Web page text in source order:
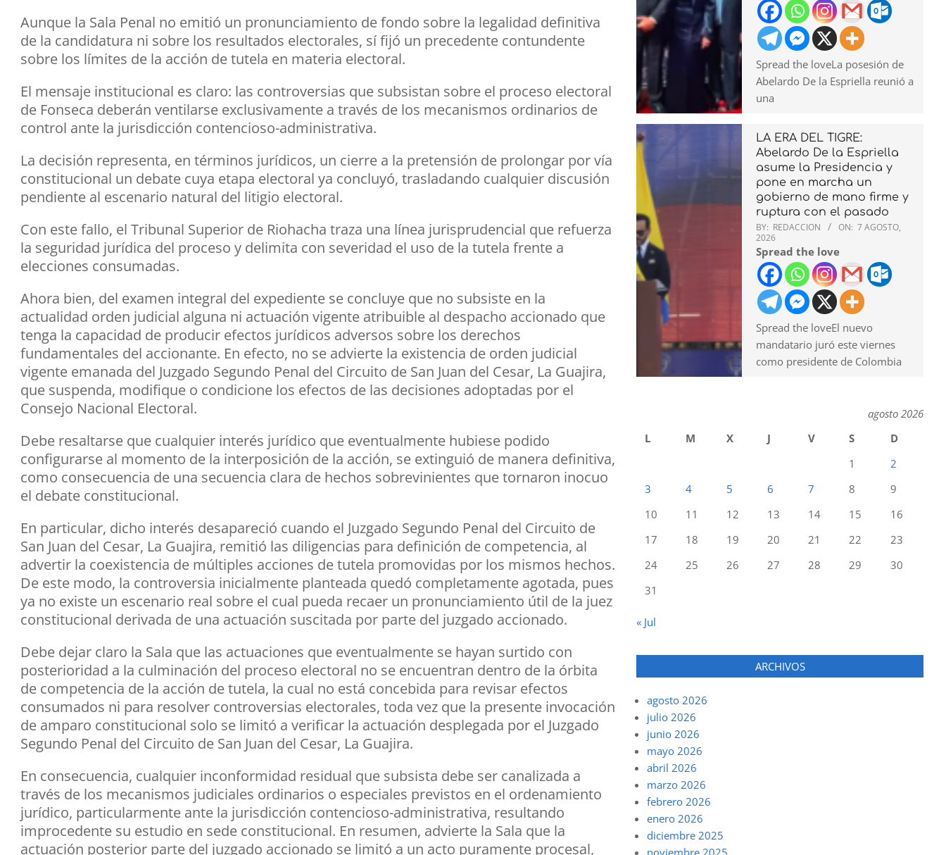
Aunque la Sala Penal no emitió un pronunciamiento de fondo sobre la legalidad definitiva
de la candidatura ni sobre los resultados electorales, sí fijó un precedente contundente
sobre los límites de la acción de tutela en materia electoral.
El mensaje institucional es claro: las controversias que subsistan sobre el proceso electoral
de Fonseca deberán ventilarse exclusivamente a través de los mecanismos ordinarios de
control ante la jurisdicción contencioso-administrativa.
La decisión representa, en términos jurídicos, un cierre a la pretensión de prolongar por vía
constitucional un debate cuya etapa electoral ya concluyó, trasladando cualquier discusión
pendiente al escenario natural del litigio electoral.
Con este fallo, el Tribunal Superior de Riohacha traza una línea jurisprudencial que refuerza
la seguridad jurídica del proceso y delimita con severidad el uso de la tutela frente a
elecciones consumadas.
Ahora bien, del examen integral del expediente se concluye que no subsiste en la
actualidad orden judicial alguna ni actuación vigente atribuible al despacho accionado que
tenga la capacidad de producir efectos jurídicos adversos sobre los derechos
fundamentales del accionante. En efecto, no se advierte la existencia de orden judicial
vigente emanada del Juzgado Segundo Penal del Circuito de San Juan del Cesar, La Guajira,
que suspenda, modifique o condicione los efectos de las decisiones adoptadas por el
Consejo Nacional Electoral.
Debe resaltarse que cualquier interés jurídico que eventualmente hubiese podido
configurarse al momento de la interposición de la acción, se extinguió de manera definitiva,
como consecuencia de una secuencia clara de hechos sobrevinientes que tornaron inocuo
el debate constitucional.
En particular, dicho interés desapareció cuando el Juzgado Segundo Penal del Circuito de
San Juan del Cesar, La Guajira, remitió las diligencias para definición de competencia, al
advertir la coexistencia de múltiples acciones de tutela promovidas por los mismos hechos.
De este modo, la controversia inicialmente planteada quedó completamente agotada, pues
ya no existe un escenario real sobre el cual pueda recaer un pronunciamiento útil de la juez
constitucional derivada de una actuación suscitada por parte del juzgado accionado.
Debe dejar claro la Sala que las actuaciones que eventualmente se hayan surtido con
posterioridad a la culminación del proceso electoral no se encuentran dentro de la órbita
de competencia de la acción de tutela, la cual no está concebida para revisar efectos
consumados ni para resolver controversias electorales, toda vez que la presente invocación
de amparo constitucional solo se limitó a verificar la actuación desplegada por el Juzgado
Segundo Penal del Circuito de San Juan del Cesar, La Guajira.
En consecuencia, cualquier inconformidad residual que subsista debe ser canalizada a
través de los mecanismos judiciales ordinarios o especiales previstos en el ordenamiento
jurídico, particularmente ante la jurisdicción contencioso-administrativa, resultando
improcedente su estudio en sede constitucional. En resumen, advierte la Sala que la
actuación posterior parte del juzgado accionado se limitó a un acto puramente procesal,
Spread the loveLa posesión de
Abelardo De la Espriella reunió a
una
LA ERA DEL TIGRE:
Abelardo De la Espriella
asume la Presidencia y
pone en marcha un
gobierno de mano firme y
ruptura con el pasado
BY: REDACCION ON: 7 AGOSTO,
2026
Spread the love
Spread the loveEl nuevo
mandatario juró este viernes
como presidente de Colombia
agosto 2026
L
M X J V S
D
1
2
3
4 5 6 7 8
9
10
11 12 13 14 15
16
17
18 19 20 21 22
23
24
25 26 27 28 29
30
31
« Jul
ARCHIVOS
agosto 2026
julio 2026
junio 2026
mayo 2026
abril 2026
marzo 2026
febrero 2026
enero 2026
diciembre 2025
noviembre 2025